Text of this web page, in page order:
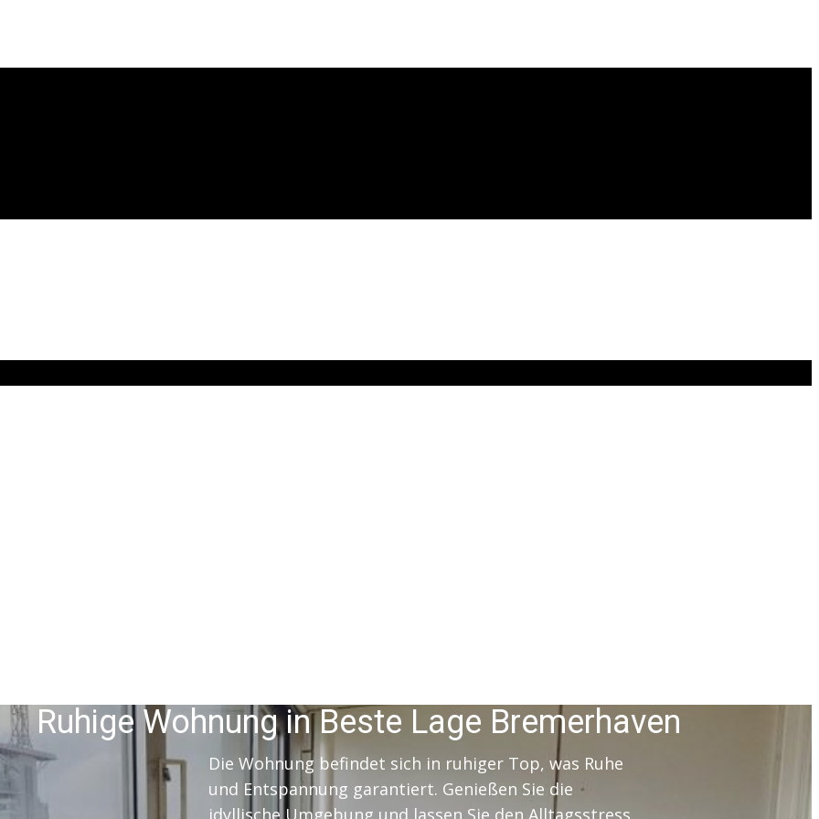
Ruhige Wohnung in Beste Lage Bremerhaven
Die Wohnung befindet sich in ruhiger Top, was Ruhe
und Entspannung garantiert. Genießen Sie die
idyllische Umgebung und lassen Sie den Alltagsstress